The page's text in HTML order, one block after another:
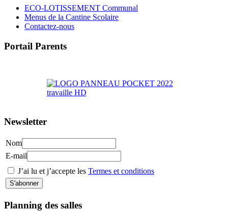
ECO-LOTISSEMENT Communal
Menus de la Cantine Scolaire
Contactez-nous
Portail Parents
Newsletter
Nom
E-mail
J’ai lu et j’accepte les Termes et conditions
Planning des salles